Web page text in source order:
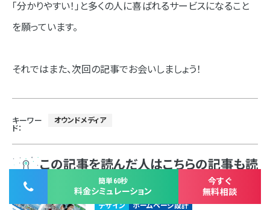
簡単60秒
料金シミュレーション
今すぐ
無料相談
「分かりやすい！」と多くの人に喜ばれるサービスになること
を願っています。
それではまた、次回の記事でお会いしましょう！
キーワー
ド：
オウンドメディア
この記事を読んだ人はこちらの記事も読
デザイン ホームページ設計